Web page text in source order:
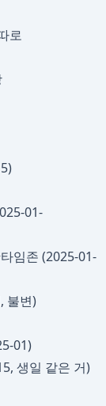
로
01-
임존 (2025-01-
불변)
01)
생일 같은 거)